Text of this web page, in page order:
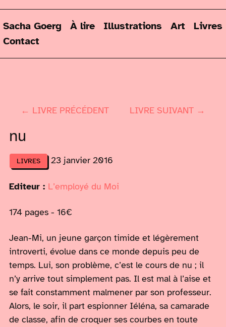
Sacha Goerg À lire Illustrations Art
Livres
Contact
← LIVRE PRÉCÉDENT LIVRE SUIVANT →
nu
LIVRES 23 janvier 2016
Editeur : L’employé du Moi
174 pages - 16€
Jean-Mi, un jeune garçon timide et légèrement
introverti, évolue dans ce monde depuis peu de
temps. Lui, son problème, c’est le cours de nu ; il
n’y arrive tout simplement pas. Il est mal à l’aise et
se fait constamment malmener par son professeur.
Alors, le soir, il part espionner Iéléna, sa camarade
de classe, afin de croquer ses courbes en toute